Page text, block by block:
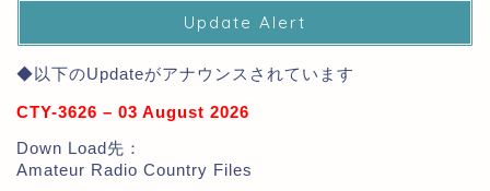
Update Alert
◆以下のUpdateがアナウンスされています
CTY-3626 – 03 August 2026
Down Load先：
Amateur Radio Country Files